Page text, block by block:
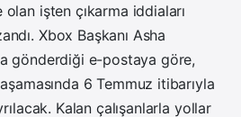
işten çıkarma iddiaları
Xbox Başkanı Asha
gönderdiği e-postaya göre,
6 Temmuz itibarıyla
Kalan çalışanlarla yollar